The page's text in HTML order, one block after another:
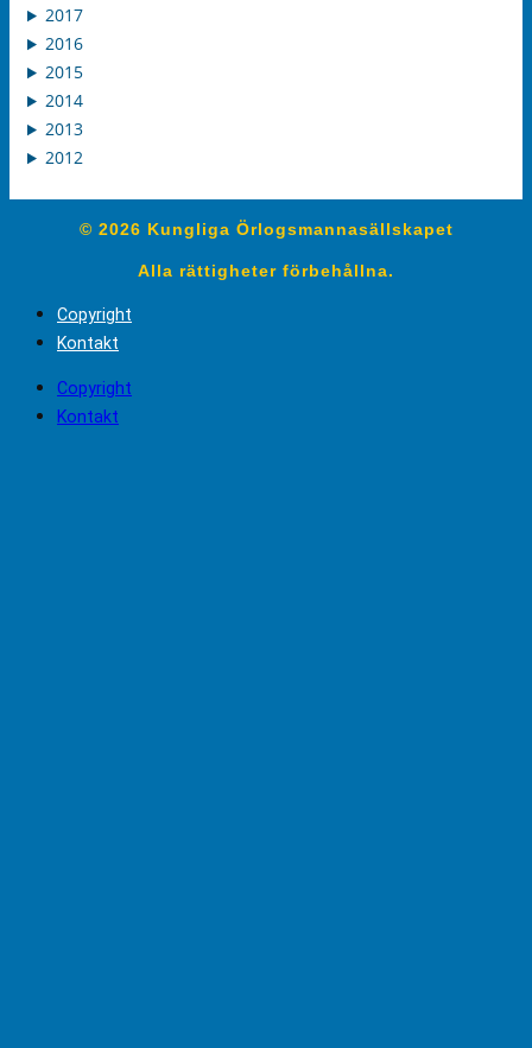
2017
2016
2015
2014
2013
2012
© 2026 Kungliga Örlogsmannasällskapet
Alla rättigheter förbehållna.
Copyright
Kontakt
Copyright
Kontakt